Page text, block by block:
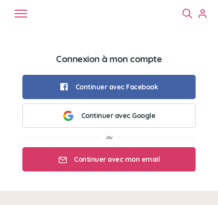
Chats
Connexion à mon compte
Continuer avec Facebook
Continuer avec Google
Continuer avec mon email